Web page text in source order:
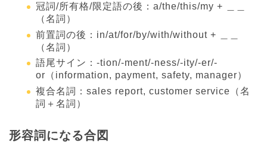
冠詞/所有格/限定語の後：a/the/this/my + ＿＿
（名詞）
前置詞の後：in/at/for/by/with/without + ＿＿
（名詞）
語尾サイン：-tion/-ment/-ness/-ity/-er/-
or（information, payment, safety, manager）
複合名詞：sales report, customer service（名
詞＋名詞）
形容詞になる合図